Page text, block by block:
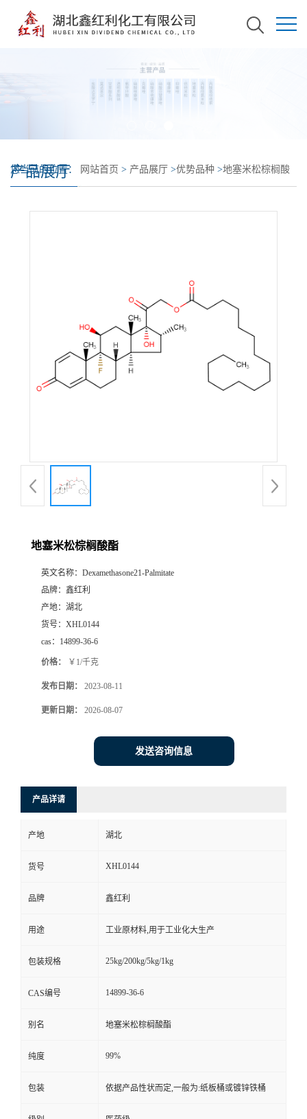
产品展厅
您当前的位置： 网站首页 > 产品展厅 >优势品种 >地塞米松棕榈酸
地塞米松棕榈酸酯
英文名称： Dexamethasone21-Palmitate
品牌： 鑫红利
产地： 湖北
货号： XHL0144
cas： 14899-36-6
价格： ￥1/千克
发布日期： 2023-08-11
更新日期： 2026-08-07
发送咨询信息
产品详请
产地 湖北
货号 XHL0144
品牌 鑫红利
用途 工业原材料,用于工业化大生产
包装规格 25kg/200kg/5kg/1kg
CAS编号 14899-36-6
别名 地塞米松棕榈酸酯
纯度 99%
包装 依据产品性状而定,一般为:纸板桶或镀锌铁桶